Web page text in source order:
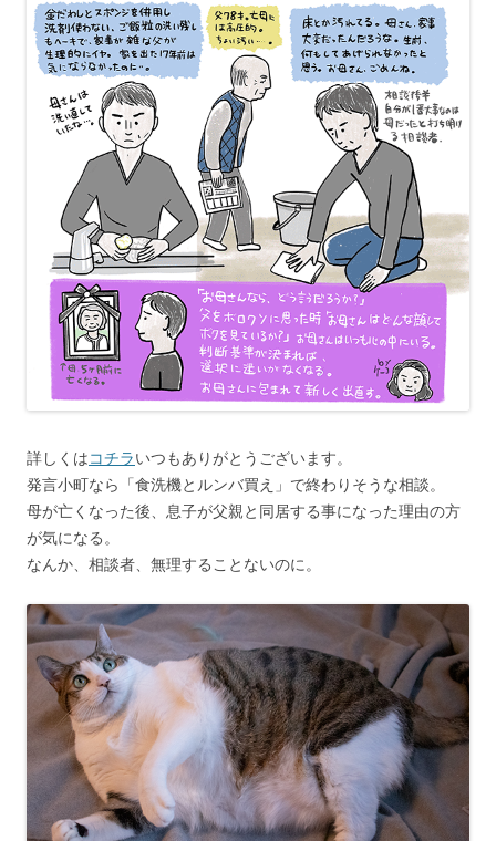
詳しくはコチラいつもありがとうございます。
発言小町なら「食洗機とルンバ買え」で終わりそうな相談。
母が亡くなった後、息子が父親と同居する事になった理由の方
が気になる。
なんか、相談者、無理することないのに。